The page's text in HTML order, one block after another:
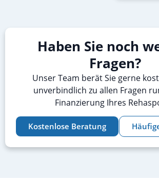
Haben Sie noch
Fragen?
Unser Team berät Sie gerne
unverbindlich zu allen Fragen
Finanzierung Ihres
Kostenlose Beratung